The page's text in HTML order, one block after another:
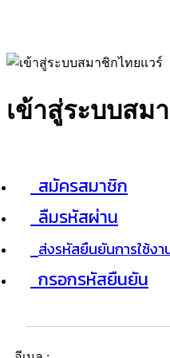
เข้าสู่ระบบสม
สมัครสมาชิก
ลืมรหัสผ่าน
ส่งรหัสยืนยันการใช้งา
กรอกรหัสยืนยัน